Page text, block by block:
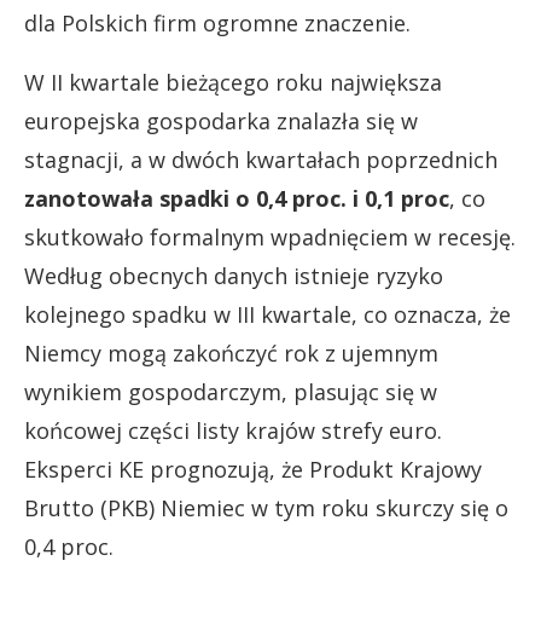
dla Polskich firm ogromne znaczenie.
W II kwartale bieżącego roku największa
europejska gospodarka znalazła się w
stagnacji, a w dwóch kwartałach poprzednich
zanotowała spadki o 0,4 proc. i 0,1 proc, co
skutkowało formalnym wpadnięciem w recesję.
Według obecnych danych istnieje ryzyko
kolejnego spadku w III kwartale, co oznacza, że
Niemcy mogą zakończyć rok z ujemnym
wynikiem gospodarczym, plasując się w
końcowej części listy krajów strefy euro.
Eksperci KE prognozują, że Produkt Krajowy
Brutto (PKB) Niemiec w tym roku skurczy się o
0,4 proc.